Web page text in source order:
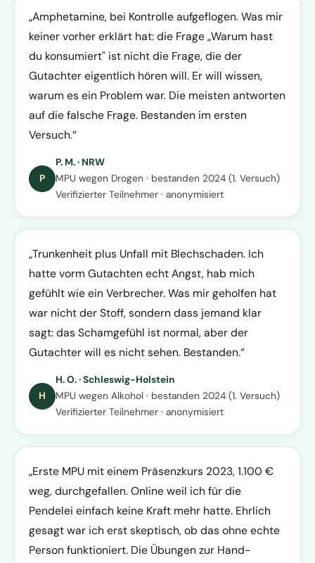
Amphetamine, bei Kontrolle aufgeflogen. Was mir
keiner vorher erklärt hat: die Frage „Warum hast
du konsumiert" ist nicht die Frage, die der
Gutachter eigentlich hören will. Er will wissen,
warum es ein Problem war. Die meisten antworten
auf die falsche Frage. Bestanden im ersten
Versuch.
P
P. M. · NRW
MPU wegen Drogen · bestanden 2024 (1. Versuch)
Verifizierter Teilnehmer · anonymisiert
Trunkenheit plus Unfall mit Blechschaden. Ich
hatte vorm Gutachten echt Angst, hab mich
gefühlt wie ein Verbrecher. Was mir geholfen hat
war nicht der Stoff, sondern dass jemand klar
sagt: das Schamgefühl ist normal, aber der
Gutachter will es nicht sehen. Bestanden.
H
H. O. · Schleswig-Holstein
MPU wegen Alkohol · bestanden 2024 (1. Versuch)
Verifizierter Teilnehmer · anonymisiert
Erste MPU mit einem Präsenzkurs 2023, 1.100 €
weg, durchgefallen. Online weil ich für die
Pendelei einfach keine Kraft mehr hatte. Ehrlich
gesagt war ich erst skeptisch, ob das ohne echte
Person funktioniert. Die Übungen zur Hand-